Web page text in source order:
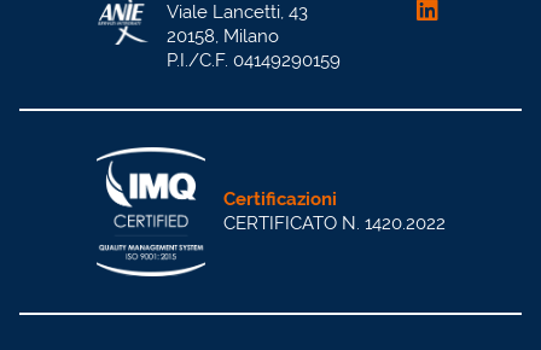
Viale Lancetti, 43
20158, Milano
P.I./C.F. 04149290159
Certificazioni
CERTIFICATO N. 1420.2022